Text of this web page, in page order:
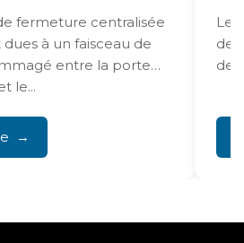
fermeture centralisée
à un faisceau de
entre la porte
le...
de